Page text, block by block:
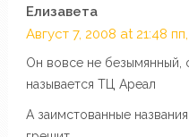
Елизавета
Август 7, 2008 at 21:48 пп,
Он вовсе не безымянный,
называется ТЦ Ареал
А заимстованные